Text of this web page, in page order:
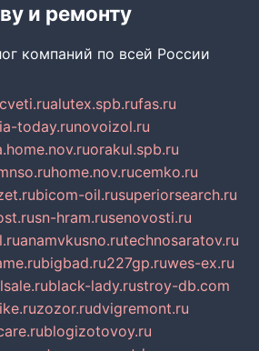
и ремонту
компаний по всей России
alutex.spb.rufas.ru
today.runovoizol.ru
orakul.spb.ru
home.nov.rucemko.ru
bicom-oil.rusuperiorsearch.ru
sn-hram.rusenovosti.ru
anamvkusno.rutechnosaratov.ru
bigbad.ru227gp.ruwes-ex.ru
black-lady.rustroy-db.com
zozor.rudvigremont.ru
blogizotovoy.ru